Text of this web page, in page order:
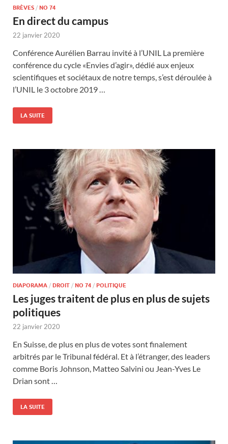
BRÈVES / NO 74
En direct du campus
22 janvier 2020
Conférence Aurélien Barrau invité à l’UNIL La première
conférence du cycle «Envies d’agir», dédié aux enjeux
scientifiques et sociétaux de notre temps, s’est déroulée à
l’UNIL le 3 octobre 2019 …
LA SUITE
DIAPORAMA / DROIT / NO 74 / POLITIQUE
Les juges traitent de plus en plus de sujets
politiques
22 janvier 2020
En Suisse, de plus en plus de votes sont finalement
arbitrés par le Tribunal fédéral. Et à l’étranger, des leaders
comme Boris Johnson, Matteo Salvini ou Jean-Yves Le
Drian sont …
LA SUITE